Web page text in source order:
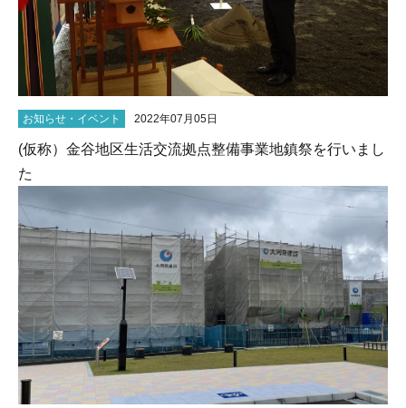
お知らせ・イベント 2022年07月05日
(仮称）金谷地区生活交流拠点整備事業地鎮祭を行いまし
た